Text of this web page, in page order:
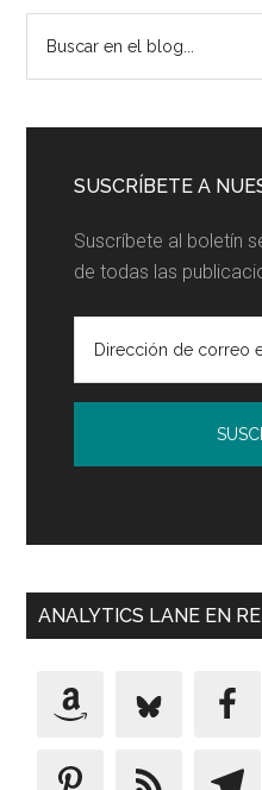
Barra
lateral
principal
SUSCRÍBETE A
Suscríbete al boletín
de todas las
ANALYTICS LANE EN